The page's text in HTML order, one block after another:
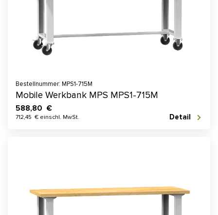
Bestellnummer: MPS1-715M
Mobile Werkbank MPS MPS1-715M
588,80 €
712,45 € einschl. MwSt. Detail